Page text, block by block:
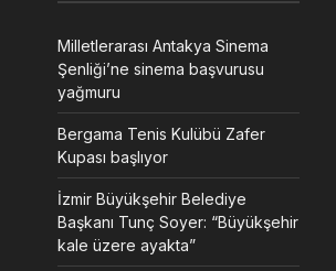
Milletlerarası Antakya Sinema
Şenliği’ne sinema başvurusu
yağmuru
Bergama Tenis Kulübü Zafer
Kupası başlıyor
İzmir Büyükşehir Belediye
Başkanı Tunç Soyer: “Büyükşehir
kale üzere ayakta”